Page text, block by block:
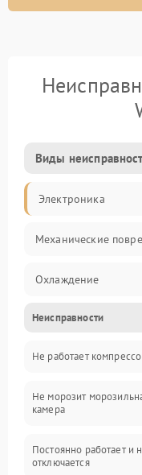
Виды
Электроника
Механические
Охлаждение
Механика
Электропитание
Дренаж
Неисправности
Не работает
Не морозит
камера
Постоянно работает и
отключается